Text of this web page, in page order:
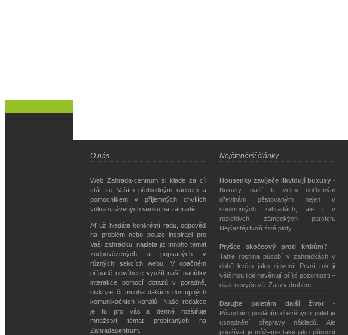
O nás
Web Zahrada-centrum si klade za cíl
stát se Vaším přehledným rádcem a
pomocníkem v příjemných chvílích
volna strávených venku na zahradě.
Ať už hledáte konkrétní radu, odpověď
na problém nebo pouze inspiraci pro
Vaši zahrádku, najdete již mnoho témat
zodpovězených a popsaných v
různých sekcích webu. V opačném
případě neváhejte využít naší nabídky
interakce pomocí dotazů v poradně,
diskuze či mnoha dalších dostupných
komunikačních kanálů. Naše redakce
je tu pro vás a denně rozšiřuje
množství témat probíraných na
Zahradacentrum.
Nejčtenější články
Housenky zavíječe likvidují buxusy -
Buxusy patří k velmi oblíbeným
dřevinám pěstovaným nejen v
soukromých zahradách, ale i v
rozlehlých zámeckých parcích.
Nejčastěji tvoří živé ploty.…
Pryšec skočcový proti krtkům? -
Tahle rostlina působí v zahrádkách v
době květu jako zjevení. První rok jí
většinou lidé nevěnují příliš pozornosti –
nijak nevyčnívá. Zato v druhém…
Darujte paletám další život -
Původním posláním dřevěných palet je
usnadnění přepravy nákladů. Ale
používat je můžeme také jako přírodní